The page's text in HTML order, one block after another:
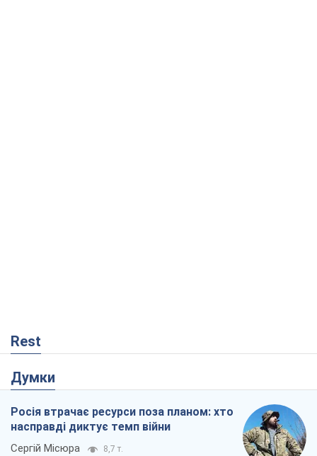
Rest
Думки
Росія втрачає ресурси поза планом: хто
насправді диктує темп війни
Сергій Місюра 8,7 т.